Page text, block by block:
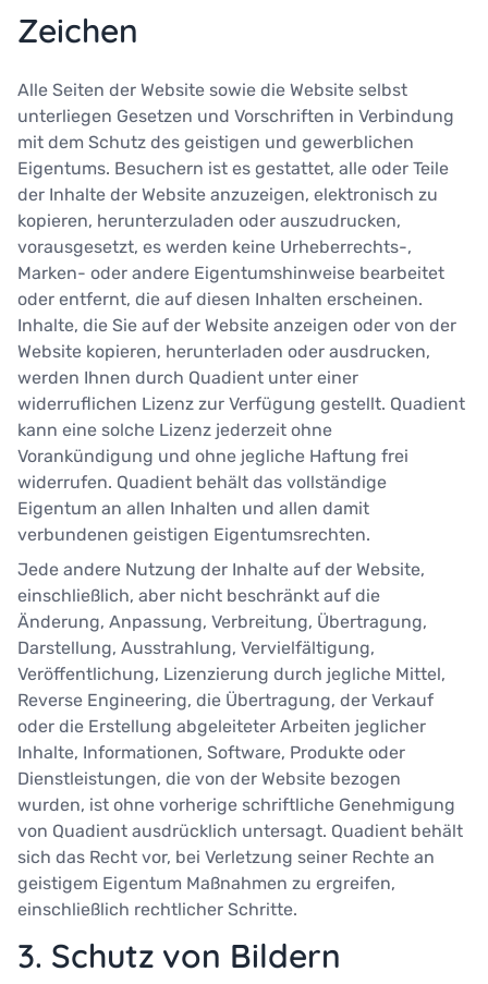
Zeichen
Alle Seiten der Website sowie die Website selbst
unterliegen Gesetzen und Vorschriften in Verbindung
mit dem Schutz des geistigen und gewerblichen
Eigentums. Besuchern ist es gestattet, alle oder Teile
der Inhalte der Website anzuzeigen, elektronisch zu
kopieren, herunterzuladen oder auszudrucken,
vorausgesetzt, es werden keine Urheberrechts-,
Marken- oder andere Eigentumshinweise bearbeitet
oder entfernt, die auf diesen Inhalten erscheinen.
Inhalte, die Sie auf der Website anzeigen oder von der
Website kopieren, herunterladen oder ausdrucken,
werden Ihnen durch Quadient unter einer
widerruflichen Lizenz zur Verfügung gestellt. Quadient
kann eine solche Lizenz jederzeit ohne
Vorankündigung und ohne jegliche Haftung frei
widerrufen. Quadient behält das vollständige
Eigentum an allen Inhalten und allen damit
verbundenen geistigen Eigentumsrechten.
Jede andere Nutzung der Inhalte auf der Website,
einschließlich, aber nicht beschränkt auf die
Änderung, Anpassung, Verbreitung, Übertragung,
Darstellung, Ausstrahlung, Vervielfältigung,
Veröffentlichung, Lizenzierung durch jegliche Mittel,
Reverse Engineering, die Übertragung, der Verkauf
oder die Erstellung abgeleiteter Arbeiten jeglicher
Inhalte, Informationen, Software, Produkte oder
Dienstleistungen, die von der Website bezogen
wurden, ist ohne vorherige schriftliche Genehmigung
von Quadient ausdrücklich untersagt. Quadient behält
sich das Recht vor, bei Verletzung seiner Rechte an
geistigem Eigentum Maßnahmen zu ergreifen,
einschließlich rechtlicher Schritte.
3. Schutz von Bildern